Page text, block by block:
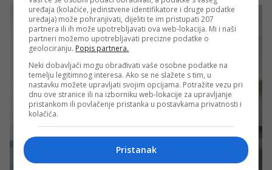
uređaja (kolačiće, jedinstvene identifikatore i druge podatke
uređaja) može pohranjivati, dijeliti te im pristupati 207
partnera ili ih može upotrebljavati ova web-lokacija. Mi i naši
partneri možemo upotrebljavati precizne podatke o
geolociranju. Popis partnera.
Neki dobavljači mogu obrađivati vaše osobne podatke na
temelju legitimnog interesa. Ako se ne slažete s tim, u
nastavku možete upravljati svojim opcijama. Potražite vezu pri
dnu ove stranice ili na izborniku web-lokacije za upravljanje
pristankom ili povlačenje pristanka u postavkama privatnosti i
kolačića.
Pristanak